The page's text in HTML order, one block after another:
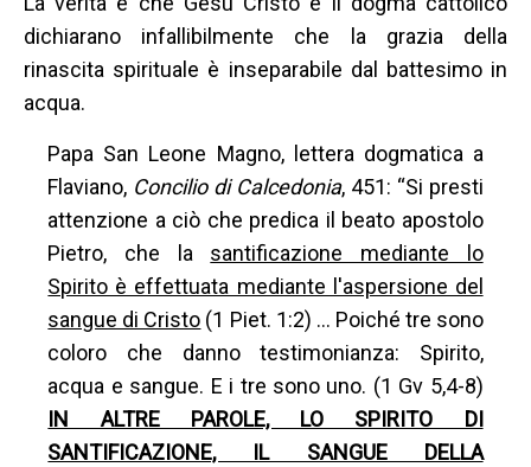
dichiarano infallibilmente che la grazia della
rinascita spirituale è inseparabile dal battesimo in
acqua.
Papa San Leone Magno, lettera dogmatica a
Flaviano, Concilio di Calcedonia, 451: “Si presti
attenzione a ciò che predica il beato apostolo
Pietro, che la santificazione mediante lo
Spirito è effettuata mediante l'aspersione del
sangue di Cristo (1 Piet. 1:2) … Poiché tre sono
coloro che danno testimonianza: Spirito,
acqua e sangue. E i tre sono uno. (1 Gv 5,4-8)
IN ALTRE PAROLE, LO SPIRITO DI
SANTIFICAZIONE, IL SANGUE DELLA